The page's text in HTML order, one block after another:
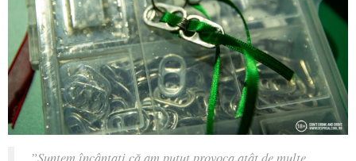
”Suntem încântați că am putut provoca atât de multe